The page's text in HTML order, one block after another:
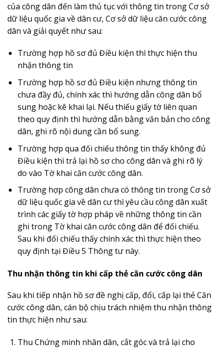
của công dân đến làm thủ tục với thông tin trong Cơ sở
dữ liệu quốc gia về dân cư, Cơ sở dữ liệu căn cước công
dân và giải quyết như sau:
Trường hợp hồ sơ đủ Điều kiện thì thực hiện thu
nhận thông tin
Trường hợp hồ sơ đủ Điều kiện nhưng thông tin
chưa đầy đủ, chính xác thì hướng dẫn công dân bổ
sung hoặc kê khai lại. Nếu thiếu giấy tờ liên quan
theo quy định thì hướng dẫn bằng văn bản cho công
dân, ghi rõ nội dung cần bổ sung.
Trường hợp qua đối chiếu thông tin thấy không đủ
Điều kiện thì trả lại hồ sơ cho công dân và ghi rõ lý
do vào Tờ khai căn cước công dân.
Trường hợp công dân chưa có thông tin trong Cơsở
dữ liệu quốc gia về dân cư thì yêu cầu công dân xuất
trình các giấy tờ hợp pháp về những thông tin cần
ghi trong Tờ khai căn cước công dân để đối chiếu.
Sau khi đối chiếu thấy chính xác thì thực hiện theo
quy định tại Điều 5 Thông tư này.
Thu nhận thông tin khi cấp thẻ căn cước công dân
Sau khi tiếp nhận hồ sơ đề nghị cấp, đổi, cấp lại thẻCăn
cước công dân, cán bộ chịu trách nhiệm thu nhận thông
tin thực hiện như sau:
Thu Chứng minh nhân dân, cắt góc và trả lại cho